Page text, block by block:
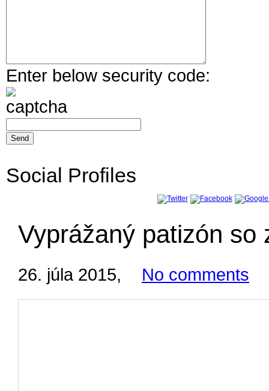
Enter below security code:
Social Profiles
Vyprážaný patizón so
26. júla 2015, No comments